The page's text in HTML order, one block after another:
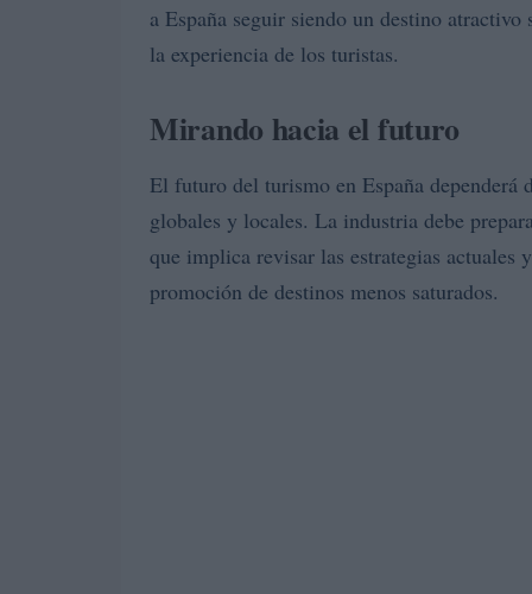
a España seguir siendo un destino
la experiencia de los turistas.
Mirando hacia el futuro
El futuro del turismo en España dependerá
globales y locales. La industria debe
que implica revisar las estrategias
promoción de destinos menos saturados.